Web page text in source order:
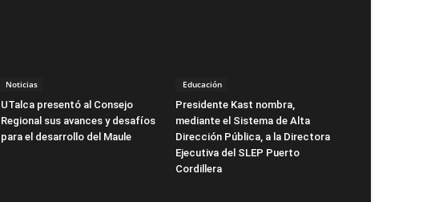
Noticias
UTalca presentó al Consejo
Regional sus avances y desafíos
para el desarrollo del Maule
Educación
Presidente Kast nombra,
mediante el Sistema de Alta
Dirección Pública, a la Directora
Ejecutiva del SLEP Puerto
Cordillera